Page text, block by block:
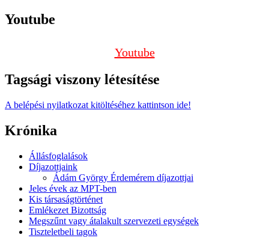
Youtube
Youtube
Tagsági viszony létesítése
A belépési nyilatkozat kitöltéséhez kattintson ide!
Krónika
Állásfoglalások
Díjazottjaink
Ádám György Érdemérem díjazottjai
Jeles évek az MPT-ben
Kis társaságtörténet
Emlékezet Bizottság
Megszűnt vagy átalakult szervezeti egységek
Tiszteletbeli tagok